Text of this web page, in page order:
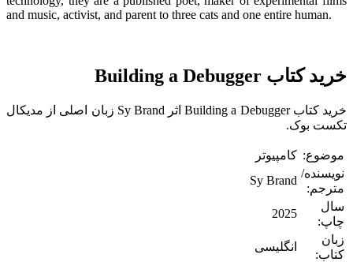
and music, activist, and parent to three cats and one entire human.
خرید کتاب Building a Debugger
خرید کتاب Building a Debugger اثر Sy Brand زبان اصلی از مدیکال
تکست بوک.
موضوع: کامپیوتر
نویسنده/
مترجم:
Sy Brand
سال
چاپ:
2025
زبان
کتاب:
انگلیسی